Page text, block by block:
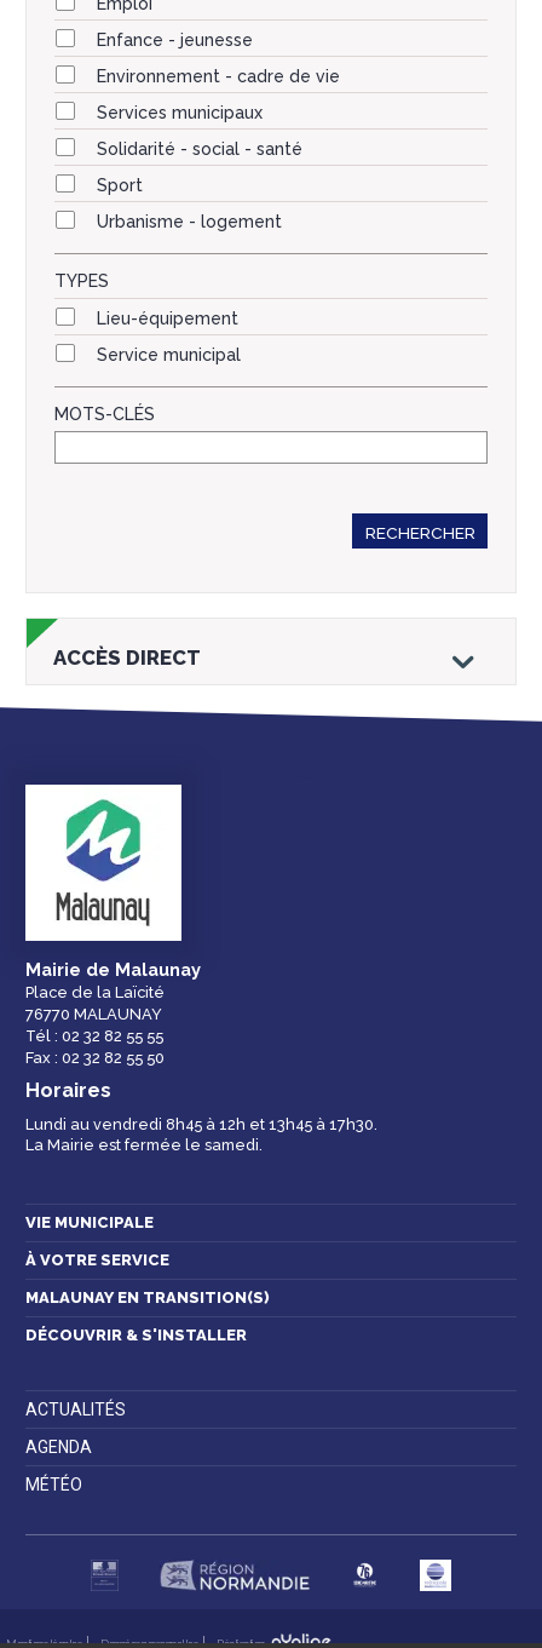
Enfance - jeunesse
Environnement - cadre de vie
Services municipaux
Solidarité - social - santé
Sport
Urbanisme - logement
TYPES
Lieu-équipement
Service municipal
MOTS-CLÉS
RECHERCHER
ACCÈS DIRECT
Droits et
démarches
Espace famille
Mairie de Malaunay
Place de la Laïcité
76770 MALAUNAY
Tél : 02 32 82 55 55
Fax : 02 32 82 55 50
Horaires
Lundi au vendredi 8h45 à 12h et 13h45 à 17h30.
La Mairie est fermée le samedi.
VIE MUNICIPALE
À VOTRE SERVICE
MALAUNAY EN TRANSITION(S)
DÉCOUVRIR & S'INSTALLER
ACTUALITÉS
AGENDA
MÉTÉO
Mentions légales Données personnelles Réalisation